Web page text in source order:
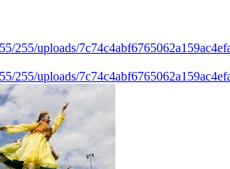
255/uploads/
255/uploads/